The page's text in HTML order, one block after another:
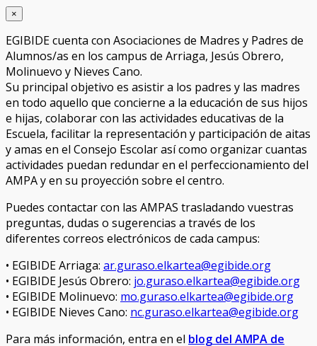
×
EGIBIDE cuenta con Asociaciones de Madres y Padres de
Alumnos/as en los campus de Arriaga, Jesús Obrero,
Molinuevo y Nieves Cano.
Su principal objetivo es asistir a los padres y las madres
en todo aquello que concierne a la educación de sus hijos
e hijas, colaborar con las actividades educativas de la
Escuela, facilitar la representación y participación de aitas
y amas en el Consejo Escolar así como organizar cuantas
actividades puedan redundar en el perfeccionamiento del
AMPA y en su proyección sobre el centro.
Puedes contactar con las AMPAS trasladando vuestras
preguntas, dudas o sugerencias a través de los
diferentes correos electrónicos de cada campus:
• EGIBIDE Arriaga: ar.guraso.elkartea@egibide.org
• EGIBIDE Jesús Obrero: jo.guraso.elkartea@egibide.org
• EGIBIDE Molinuevo: mo.guraso.elkartea@egibide.org
• EGIBIDE Nieves Cano: nc.guraso.elkartea@egibide.org
Para más información, entra en el blog del AMPA de